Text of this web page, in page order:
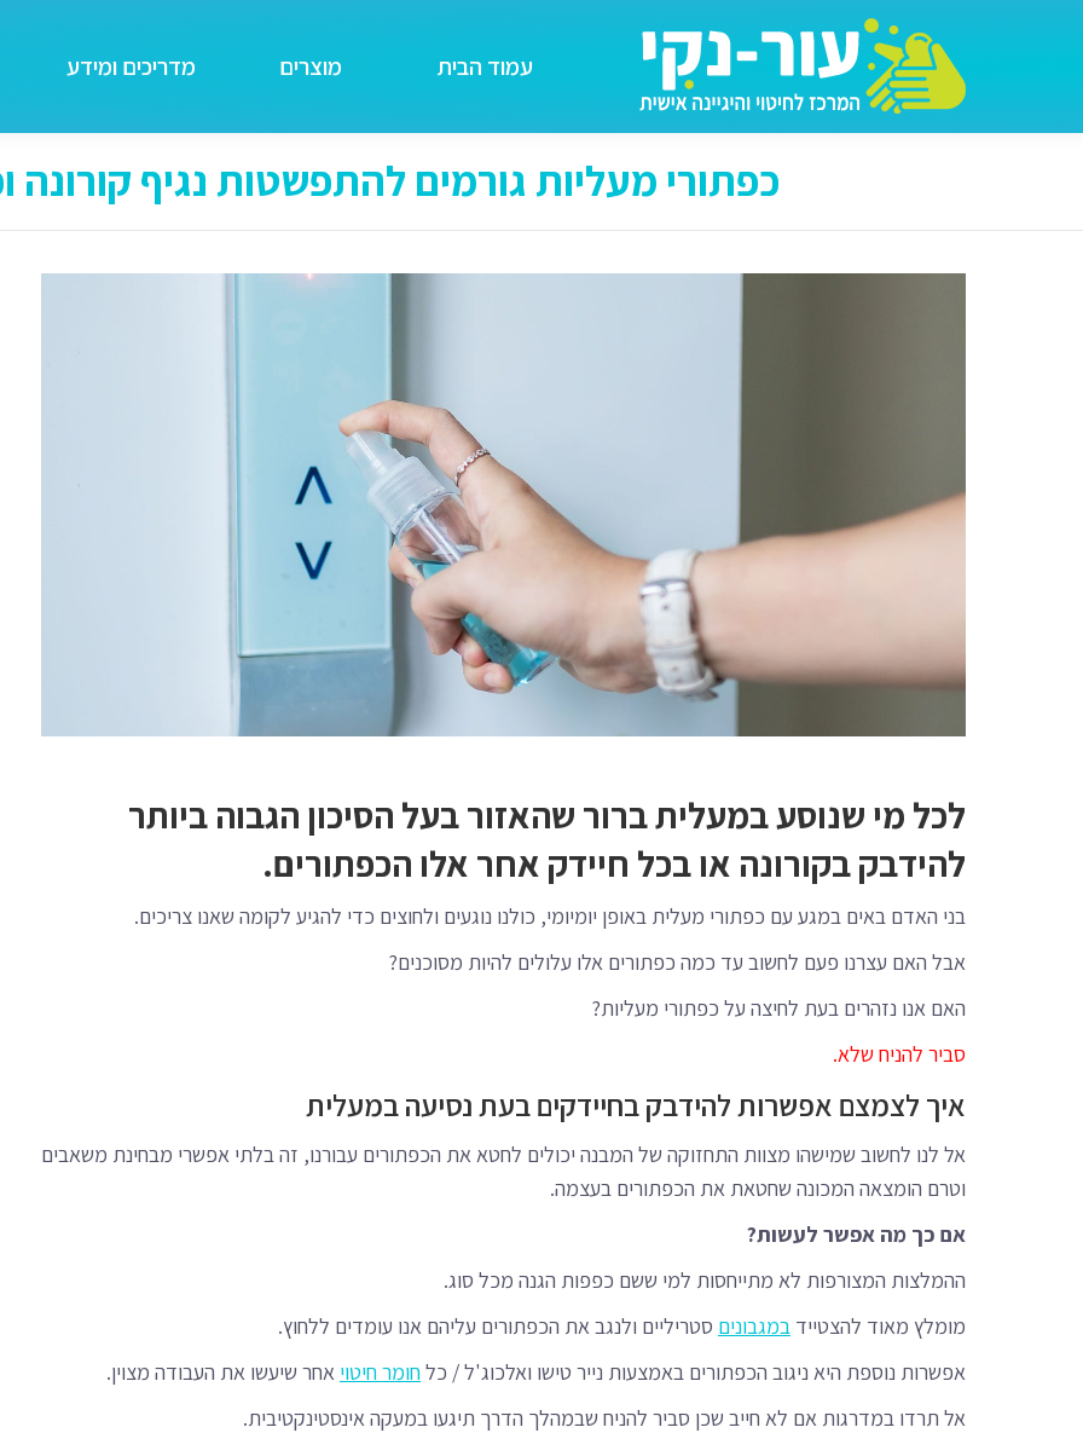
עמוד הבית מוצרים מדריכים ומידע
כפתורי מעליות גורמים להתפשטות נגיף קורונה
לכל מי שנוסע במעלית ברור שהאזור בעל הסיכון הגבוה ביותר
להידבק בקורונה או בכל חיידק אחר אלו הכפתורים.
בני האדם באים במגע עם כפתורי מעלית באופן יומיומי, כולנו נוגעים ולחוצים כדי להגיע לקומה שאנו צריכים.
אבל האם עצרנו פעם לחשוב עד כמה כפתורים אלו עלולים להיות מסוכנים?
האם אנו נזהרים בעת לחיצה על כפתורי מעליות?
סביר להניח שלא.
איך לצמצם אפשרות להידבק בחיידקים בעת נסיעה במעלית
אל לנו לחשוב שמישהו מצוות התחזוקה של המבנה יכולים לחטא את הכפתורים עבורנו, זה בלתי אפשרי מבחינת משאבים
וטרם הומצאה המכונה שחטאת את הכפתורים בעצמה.
אם כך מה אפשר לעשות?
ההמלצות המצורפות לא מתייחסות למי ששם כפפות הגנה מכל סוג.
מומלץ מאוד להצטייד במגבונים סטריליים ולנגב את הכפתורים עליהם אנו עומדים ללחוץ.
אפשרות נוספת היא ניגוב הכפתורים באמצעות נייר טישו ואלכוג'ל / כלחומר חיטוי אחר שיעשו את העבודה מצוין.
אל תרדו במדרגות אם לא חייב שכן סביר להניח שבמהלך הדרך תיגעו במעקה אינסטינקטיבית.